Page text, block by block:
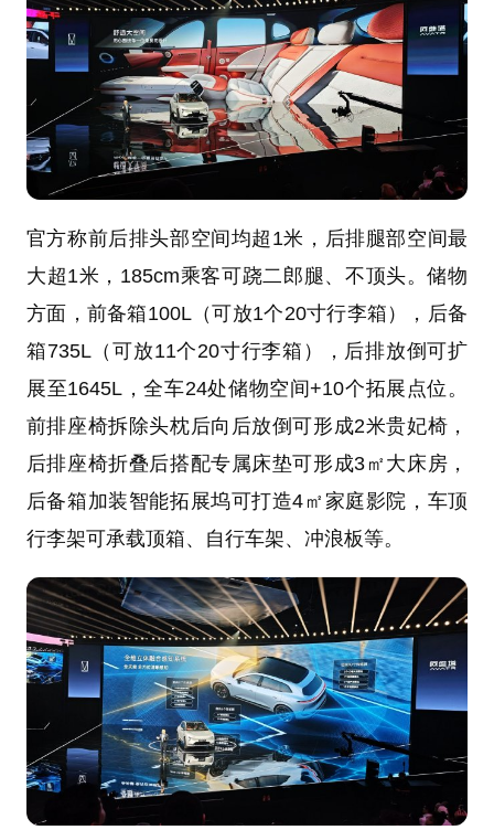
官方称前后排头部空间均超1米，后排腿部空间最
大超1米，185cm乘客可跷二郎腿、不顶头。储物
方面，前备箱100L（可放1个20寸行李箱），后备
箱735L（可放11个20寸行李箱），后排放倒可扩
展至1645L，全车24处储物空间+10个拓展点位。
前排座椅拆除头枕后向后放倒可形成2米贵妃椅，
后排座椅折叠后搭配专属床垫可形成3㎡大床房，
后备箱加装智能拓展坞可打造4㎡家庭影院，车顶
行李架可承载顶箱、自行车架、冲浪板等。